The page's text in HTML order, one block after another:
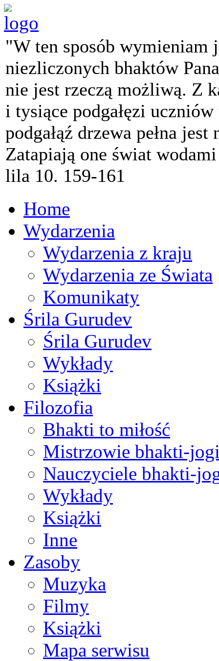
"W ten sposób wymieniam
niezliczonych bhaktów
nie jest rzeczą możliwą. Z
i tysiące podgałęzi
podgałąź drzewa pełna
Zatapiają one świat
lila 10. 159-161
Home
Wydarzenia
Wydarzenia z kraju
Wydarzenia ze Świata
Komunikaty
Śrila Gurudev
Śrila Gurudev
Wykłady
Książki
Filozofia
Bhakti to miłość
Mistrzowie bhakti-
Nauczyciele bhakti-
Wykłady
Książki
Inne
Zasoby
Muzyka
Filmy
Książki
Mapa serwisu